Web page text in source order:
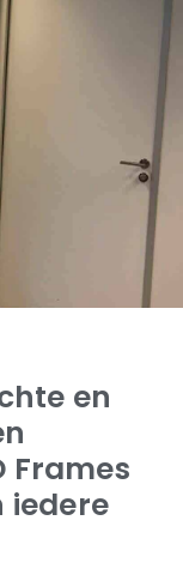
en
Frames
iedere